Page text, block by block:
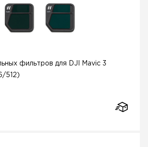
фильтров для DJI Mavic 3
512)